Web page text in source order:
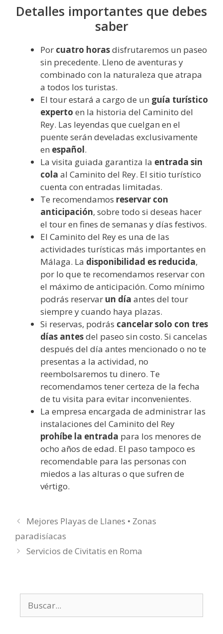
Detalles importantes que debes
saber
Por cuatro horasdisfrutaremos un paseo
sin precedente. Lleno de aventuras y
combinado con la naturaleza que atrapa
a todos los turistas.
El tour estará a cargo de un guía turístico
experto en la historia del Caminito del
Rey. Las leyendas que cuelgan en el
puente serán develadas exclusivamente
en español.
La visita guiada garantiza la entrada sin
cola al Caminito del Rey. El sitio turístico
cuenta con entradas limitadas.
Te recomendamos reservar con
anticipación, sobre todo si deseas hacer
el tour en fines de semanas y días festivos.
El Caminito del Rey es una de las
actividades turísticas más importantes en
Málaga. La disponibilidad es reducida,
por lo que te recomendamos reservar con
el máximo de anticipación. Como mínimo
podrás reservar un día antes del tour
siempre y cuando haya plazas.
Si reservas, podrás cancelar solo con tres
días antesdel paseo sin costo. Si cancelas
después del día antes mencionado o no te
presentas a la actividad, no
reembolsaremos tu dinero. Te
recomendamos tener certeza de la fecha
de tu visita para evitar inconvenientes.
La empresa encargada de administrar las
instalaciones del Caminito del Rey
prohíbe la entrada para los menores de
ocho años de edad. El paso tampoco es
recomendable para las personas con
miedos a las alturas o que sufren de
vértigo.
Mejores Playas de Llanes • Zonas
paradisíacas
Servicios de Civitatis en Roma